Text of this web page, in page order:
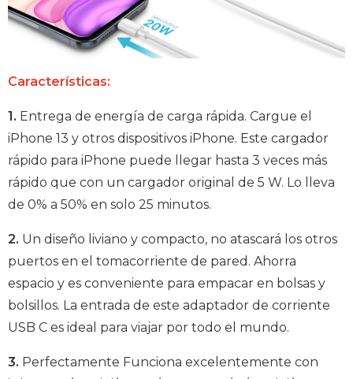
Características:
1. Entrega de energía de carga rápida. Cargue el
iPhone 13 y otros dispositivos iPhone. Este cargador
rápido para iPhone puede llegar hasta 3 veces más
rápido que con un cargador original de 5 W. Lo lleva
de 0% a 50% en solo 25 minutos.
2. Un diseño liviano y compacto, no atascará los otros
puertos en el tomacorriente de pared. Ahorra
espacio y es conveniente para empacar en bolsas y
bolsillos. La entrada de este adaptador de corriente
USB C es ideal para viajar por todo el mundo.
3. Perfectamente Funciona excelentemente con